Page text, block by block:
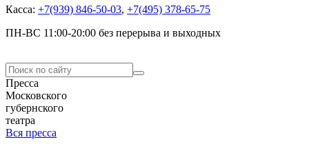
Касса: +7(939) 846-50-03, +7(495) 378-65-75
ПН-ВС 11:00-20:00 без перерыва и выходных
Пресса
Московского
губернского
театра
Вся пресса